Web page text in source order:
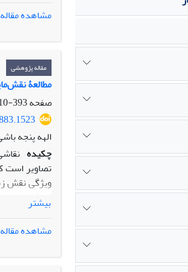
طراحی این
می‏کند و
مشاهده مقاله
مقاله پژوهشی
مطالعۀ
صفحه393-410
الهه پنجه
چکیده
تصاویر است
ویژگی نقش
ویژگی‌های
آن است که
در آثار
شده‌اند.
تأثیری
بیشتر
مشاهده مقاله